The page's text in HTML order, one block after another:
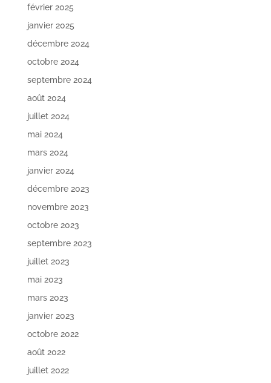
février 2025
janvier 2025
décembre 2024
octobre 2024
septembre 2024
août 2024
juillet 2024
mai 2024
mars 2024
janvier 2024
décembre 2023
novembre 2023
octobre 2023
septembre 2023
juillet 2023
mai 2023
mars 2023
janvier 2023
octobre 2022
août 2022
juillet 2022